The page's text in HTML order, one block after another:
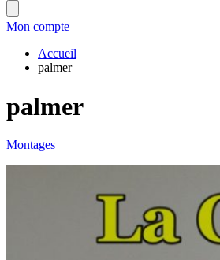
Mon compte
Accueil
palmer
palmer
Montages